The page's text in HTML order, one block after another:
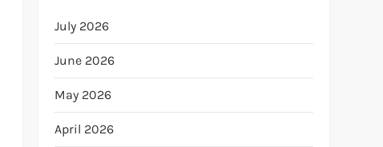
July 2026
June 2026
May 2026
April 2026